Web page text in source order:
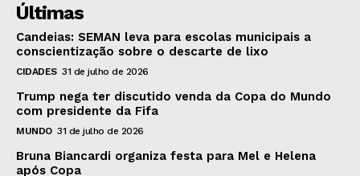
Últimas
Candeias: SEMAN leva para escolas municipais a
conscientização sobre o descarte de lixo
CIDADES 31 de julho de 2026
Trump nega ter discutido venda da Copa do Mundo
com presidente da Fifa
MUNDO 31 de julho de 2026
Bruna Biancardi organiza festa para Mel e Helena
após Copa